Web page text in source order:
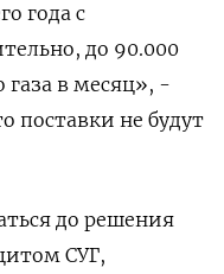
года с
до 90.000
в месяц», -
поставки не будут
до решения
СУГ,